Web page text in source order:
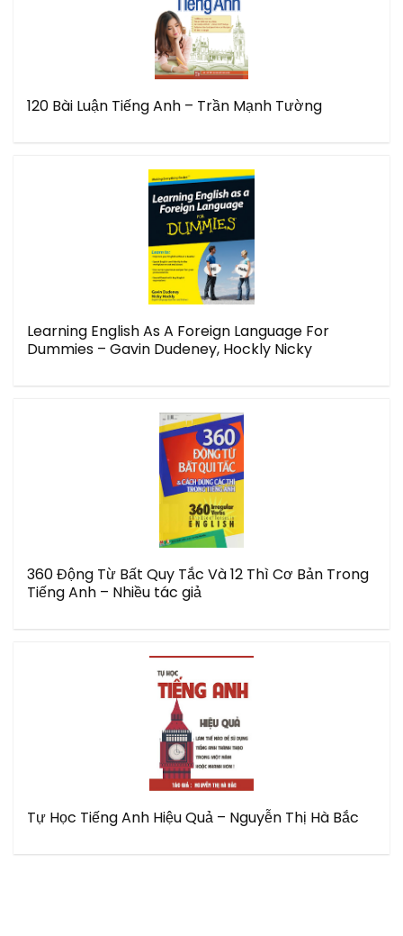
120 Bài Luận Tiếng Anh – Trần Mạnh Tường
Learning English As A Foreign Language For
Dummies – Gavin Dudeney, Hockly Nicky
360 Động Từ Bất Quy Tắc Và 12 Thì Cơ Bản Trong
Tiếng Anh – Nhiều tác giả
Tự Học Tiếng Anh Hiệu Quả – Nguyễn Thị Hà Bắc